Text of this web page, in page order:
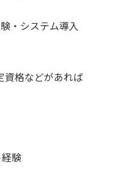
・システム導入
資格などがあれば
験